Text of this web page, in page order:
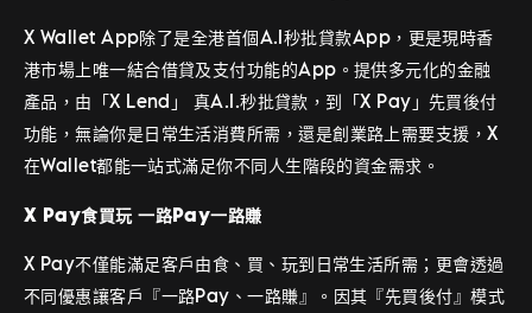
X Wallet App除了是全港首個A.I秒批貸款App，更是現時香
港市場上唯一結合借貸及支付功能的App。提供多元化的金融
產品，由「X Lend」 真A.I.秒批貸款，到「X Pay」先買後付
功能，無論你是日常生活消費所需，還是創業路上需要支援，X
在Wallet都能一站式滿足你不同人生階段的資金需求。
X Pay食買玩 一路Pay一路賺
X Pay不僅能滿足客戶由食、買、玩到日常生活所需；更會透過
不同優惠讓客戶『一路Pay、一路賺』。因其『先買後付』模式